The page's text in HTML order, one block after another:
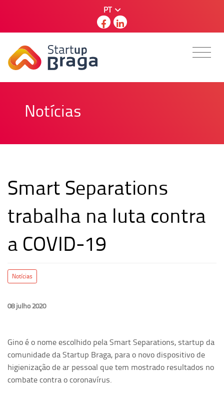
PT
Notícias
Smart Separations
trabalha na luta contra
a COVID-19
Notícias
08 julho 2020
Gino é o nome escolhido pela Smart Separations, startup da
comunidade da Startup Braga, para o novo dispositivo de
higienização de ar pessoal que tem mostrado resultados no
combate contra o coronavírus.